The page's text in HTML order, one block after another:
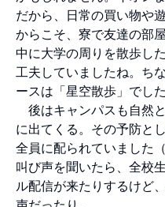
だから、日常の買い物や
からこそ、寮で友達の部
中に大学の周りを散歩し
工夫していましたね。ち
ースは「星空散歩」でした
後はキャンパスも自然
に出てくる。その予防と
全員に配られていました
叫び声を聞いたら、全校
ル配信が来たりするけど